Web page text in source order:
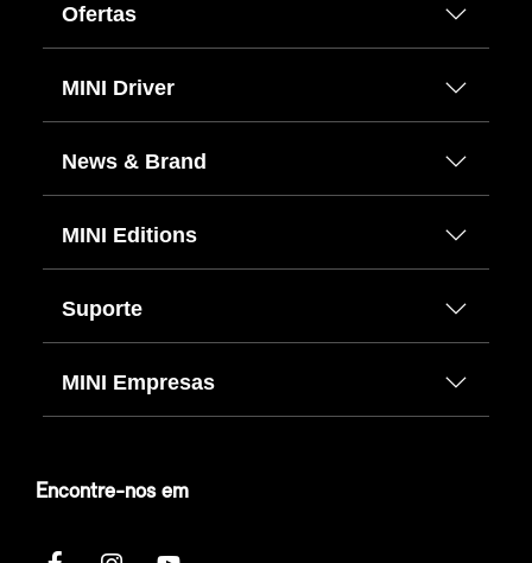
Ofertas
MINI Driver
News & Brand
MINI Editions
Suporte
MINI Empresas
Encontre-nos em